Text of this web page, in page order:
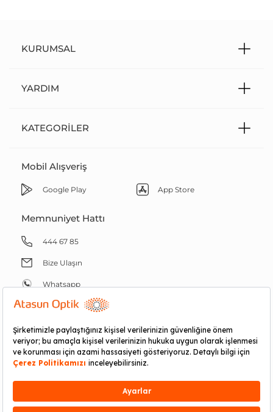
KURUMSAL
YARDIM
KATEGORILER
Mobil Alışveriş
Google Play App Store
Memnuniyet Hattı
444 67 85
Bize Ulaşın
Whatsapp